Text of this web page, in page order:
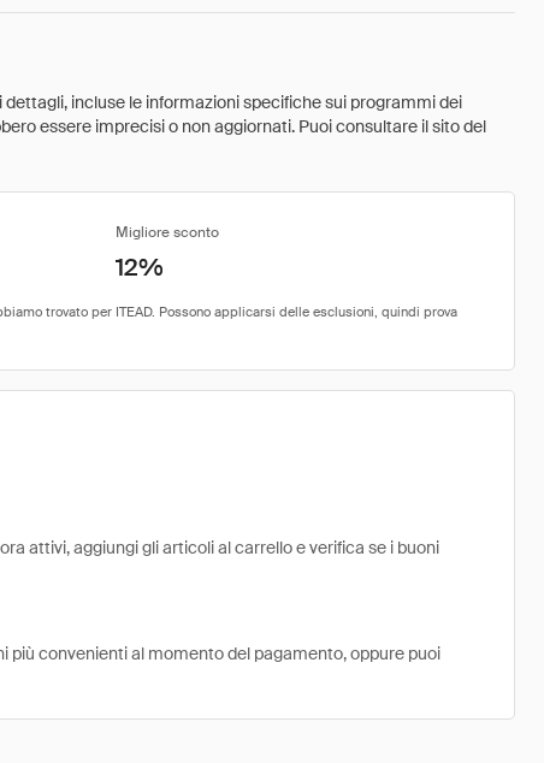
incluse le informazioni specifiche sui programmi dei
essere imprecisi o non aggiornati. Puoi consultare il sito del
Migliore sconto
12%
attivi, aggiungi gli articoli al carrello e verifica se i buoni
più convenienti al momento del pagamento, oppure puoi